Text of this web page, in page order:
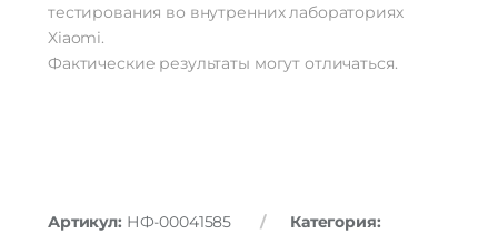
тестирования во внутренних лабораториях
Xiaomi.
Фактические результаты могут отличаться.
Артикул: НФ-00041585
Категория: